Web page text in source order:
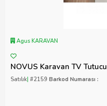
Agus KARAVAN
NOVUS Karavan TV Tutucu
Satılık| #2159 Barkod Numarası :